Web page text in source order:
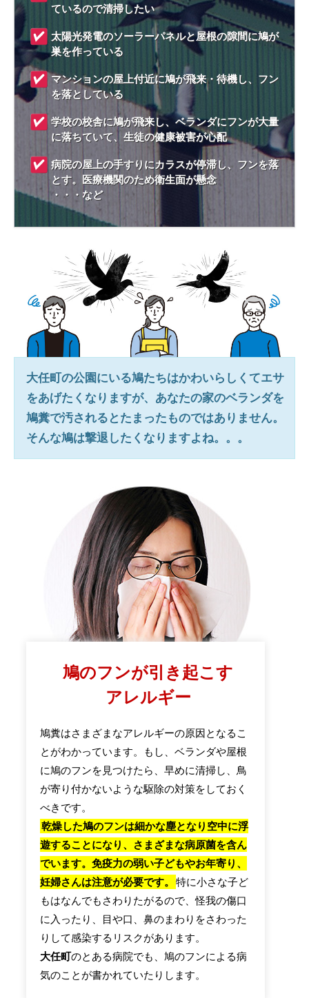
ているので清掃したい
太陽光発電のソーラーパネルと屋根の隙間に鳩が
巣を作っている
マンションの屋上付近に鳩が飛来・待機し、フン
を落としている
学校の校舎に鳩が飛来し、ベランダにフンが大量
に落ちていて、生徒の健康被害が心配
病院の屋上の手すりにカラスが停滞し、フンを落
とす。医療機関のため衛生面が懸念
・・・など
大任町の公園にいる鳩たちはかわいらしくてエサ
をあげたくなりますが、あなたの家のベランダを
鳩糞で汚されるとたまったものではありません。
そんな鳩は撃退したくなりますよね。。。
鳩のフンが引き起こす
アレルギー
鳩糞はさまざまなアレルギーの原因となるこ
とがわかっています。もし、ベランダや屋根
に鳩のフンを見つけたら、早めに清掃し、鳥
が寄り付かないような駆除の対策をしておく
べきです。
乾燥した鳩のフンは細かな塵となり空中に浮
遊することになり、さまざまな病原菌を含ん
でいます。免疫力の弱い子どもやお年寄り、
妊婦さんは注意が必要です。
特に小さな子ど
もはなんでもさわりたがるので、怪我の傷口
に入ったり、目や口、鼻のまわりをさわった
りして感染するリスクがあります。
大任町のとある病院でも、鳩のフンによる病
気のことが書かれていたりします。